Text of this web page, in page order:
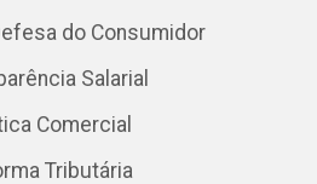
do Consumidor
Salarial
Comercial
Tributária